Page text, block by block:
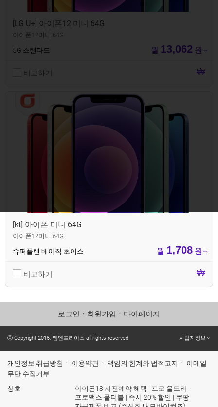
[LG U+] 아이폰12 미니 64G
아이폰12미니 64G
5G 스탠다드 월 13,062 원~
비교하기
[kt] 아이폰 미니 64G
아이폰12미니 64G
슈퍼플랜 베이직 초이스 월 1,708 원~
비교하기
로그인 ㆍ 회원가입 ㆍ 마이페이지
ⓒ Copyright 2016. 엠엔프라이스 all rights reserved 사업자정보
개인정보 취급방침 ㆍ 이용약관 ㆍ 책임의 한계와 법적고지 ㆍ 이메일
무단 수집거부
상호
아이폰18 사전예약 혜택 | 프로·울트라·
프로맥스·폴더블 | 즉시 20% 할인 | 쿠팡